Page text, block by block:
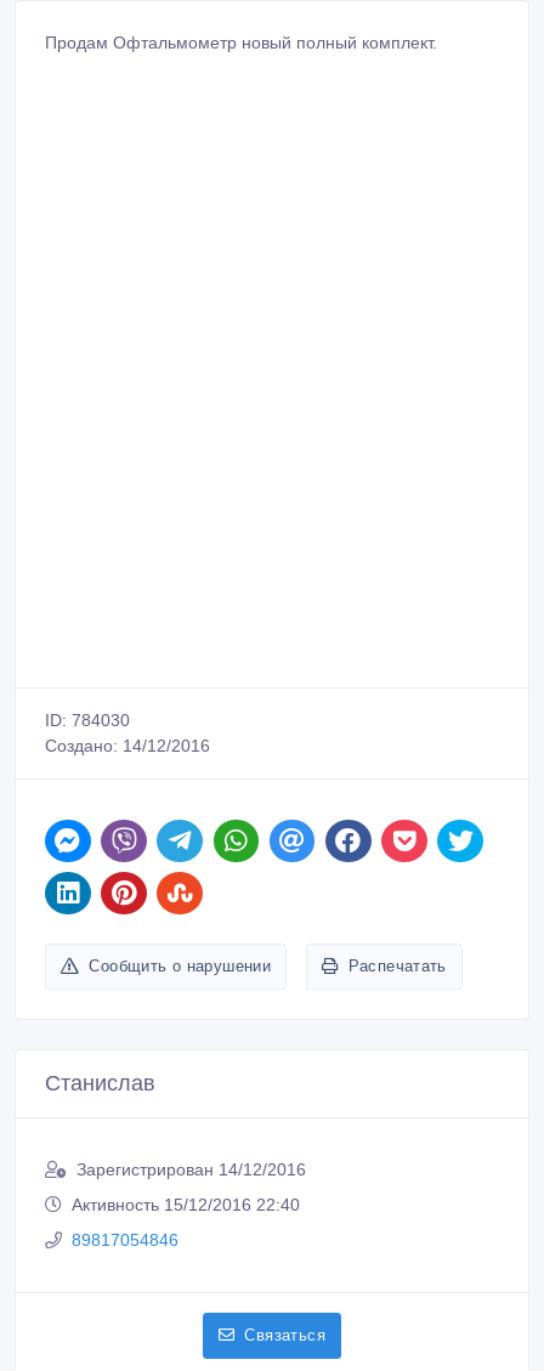
Продам Офтальмометр новый полный комплект.
ID: 784030
Создано: 14/12/2016
Сообщить о нарушении Распечатать
Станислав
Зарегистрирован 14/12/2016
Активность 15/12/2016 22:40
89817054846
Связаться